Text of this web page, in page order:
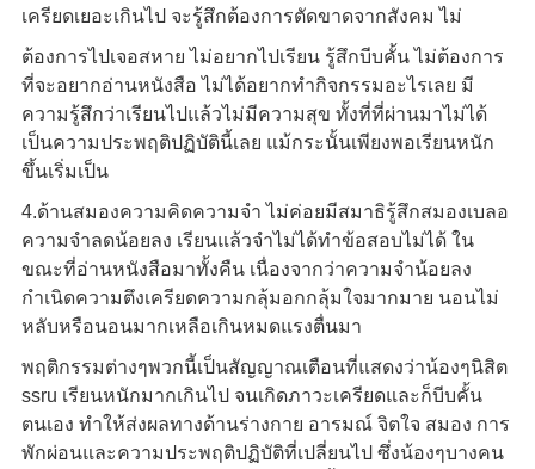
เครียดเยอะเกินไป จะรู้สึกต้องการตัดขาดจากสังคม ไม่
ต้องการไปเจอสหาย ไม่อยากไปเรียน รู้สึกบีบคั้น ไม่ต้องการ
ที่จะอยากอ่านหนังสือ ไม่ได้อยากทำกิจกรรมอะไรเลย มี
ความรู้สึกว่าเรียนไปแล้วไม่มีความสุข ทั้งที่ที่ผ่านมาไม่ได้
เป็นความประพฤติปฏิบัตินี้เลย แม้กระนั้นเพียงพอเรียนหนัก
ขึ้นเริ่มเป็น
4.ด้านสมองความคิดความจำ ไม่ค่อยมีสมาธิรู้สึกสมองเบลอ
ความจำลดน้อยลง เรียนแล้วจำไม่ได้ทำข้อสอบไม่ได้ ใน
ขณะที่อ่านหนังสือมาทั้งคืน เนื่องจากว่าความจำน้อยลง
กำเนิดความตึงเครียดความกลุ้มอกกลุ้มใจมากมาย นอนไม่
หลับหรือนอนมากเหลือเกินหมดแรงตื่นมา
พฤติกรรมต่างๆพวกนี้เป็นสัญญาณเตือนที่แสดงว่าน้องๆนิสิต
ssru เรียนหนักมากเกินไป จนเกิดภาวะเครียดและก็บีบคั้น
ตนเอง ทำให้ส่งผลทางด้านร่างกาย อารมณ์ จิตใจ สมอง การ
พักผ่อนและความประพฤติปฏิบัติที่เปลี่ยนไป ซึ่งน้องๆบางคน